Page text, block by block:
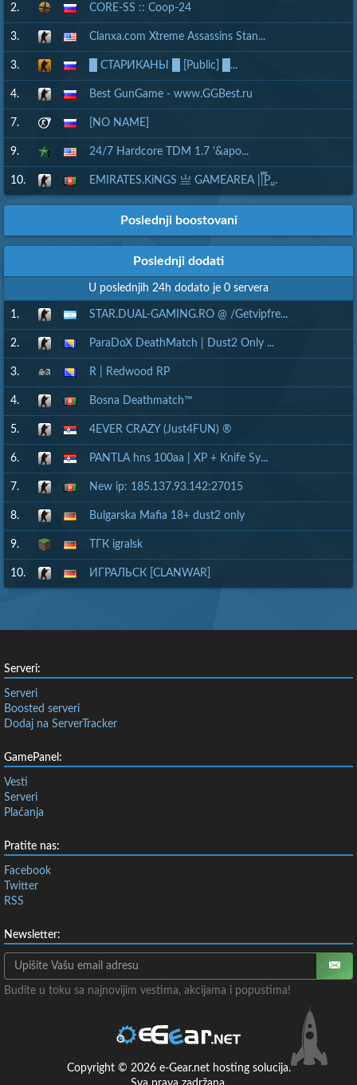
2. CORE-SS :: Coop-24
3. Clanxa.com Xtreme Assassins Stan...
3. █ СТАРИКАНЫ █ [Public] █...
4. Best GunGame - www.GGBest.ru
7. [NO NAME]
9. 24/7 Hardcore TDM 1.7 '&apo...
10. EMIRATES.KiNGS 亗 GAMEAREA ||͇̿P͇...
Poslednji boostovani
Poslednji dodati
U poslednjih 24h dodato je 0 servera
1. STAR.DUAL-GAMING.RO @ /Getvipfre...
2. ParaDoX DeathMatch | Dust2 Only ...
3. R | Redwood RP
4. Bosna Deathmatch™
5. 4EVER CRAZY (Just4FUN) ®
6. PANTLA hns 100aa | XP + Knife Sy...
7. New ip: 185.137.93.142:27015
8. Bulgarska Mafia 18+ dust2 only
9. ТГК igralsk
10. ИГРАЛЬСК [CLANWAR]
Serveri:
Serveri
Boosted serveri
Dodaj na ServerTracker
GamePanel:
Vesti
Serveri
Plaćanja
Pratite nas:
Facebook
Twitter
RSS
Newsletter:
Budite u toku sa najnovijim vestima, akcijama i popustima!
Copyright © 2026 e-Gear.net hosting solucija.